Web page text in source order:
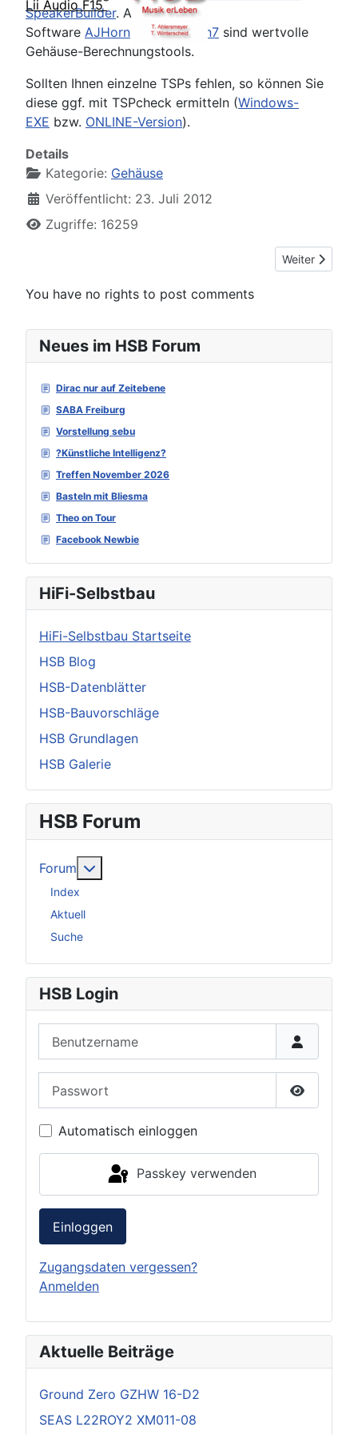
Lii Audio F15
Neues im HSB Forum
Dirac nur auf Zeitebene
SABA Freiburg
Vorstellung sebu
?Künstliche Intelligenz?
Treffen November 2026
Basteln mit Bliesma
Theo on Tour
Facebook Newbie
HiFi-Selbstbau
HiFi-Selbstbau Startseite
HSB Blog
HSB-Datenblätter
HSB-Bauvorschläge
HSB Grundlagen
HSB Galerie
HSB Forum
Forum
Index
Aktuell
Suche
HSB Login
Passwort
Automatisch einloggen
Passkey verwenden
Einloggen
Zugangsdaten vergessen?
Anmelden
Aktuelle Beiträge
Ground Zero GZHW 16-D2
SEAS L22ROY2 XM011-08
SpeakerBuilder. Auch die
Software AJHorn oderAJHorn7 sind wertvolle
Gehäuse-Berechnungstools.
Sollten Ihnen einzelne TSPs fehlen, so können Sie
diese ggf. mit TSPcheck ermitteln (Windows-
EXE bzw. ONLINE-Version).
Details
Kategorie: Gehäuse
Veröffentlicht: 23. Juli 2012
Zugriffe: 16259
Nächster
Weiter
You have no rights to post comments